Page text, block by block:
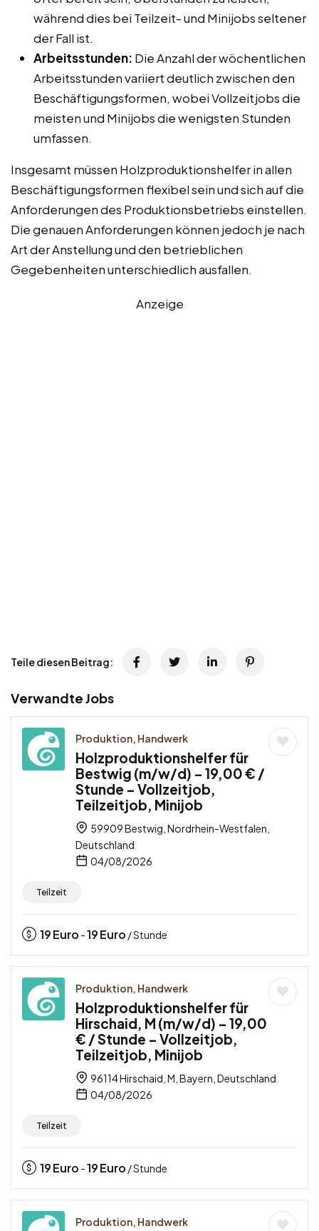
während dies bei Teilzeit- und Minijobs seltener
der Fall ist.
Arbeitsstunden: Die Anzahl der wöchentlichen
Arbeitsstunden variiert deutlich zwischen den
Beschäftigungsformen, wobei Vollzeitjobs die
meisten und Minijobs die wenigsten Stunden
umfassen.
Insgesamt müssen Holzproduktionshelfer in allen
Beschäftigungsformen flexibel sein und sich auf die
Anforderungen des Produktionsbetriebs einstellen.
Die genauen Anforderungen können jedoch je nach
Art der Anstellung und den betrieblichen
Gegebenheiten unterschiedlich ausfallen.
Anzeige
Teile diesen Beitrag:
Verwandte Jobs
Produktion, Handwerk
Holzproduktionshelfer für
Bestwig (m/w/d) – 19,00 € /
Stunde – Vollzeitjob,
Teilzeitjob, Minijob
59909 Bestwig, Nordrhein-Westfalen,
Deutschland
04/08/2026
Teilzeit
19Euro -19Euro / Stunde
Produktion, Handwerk
Holzproduktionshelfer für
Hirschaid, M (m/w/d) – 19,00
€ / Stunde – Vollzeitjob,
Teilzeitjob, Minijob
96114 Hirschaid, M, Bayern, Deutschland
04/08/2026
Teilzeit
19Euro -19Euro / Stunde
Produktion, Handwerk